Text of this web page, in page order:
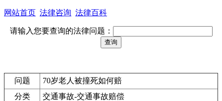
网站首页 法律咨询 法律百科
请输入您要查询的法律问题：
问题
70岁老人被撞死如何赔
分类
交通事故-交通事故赔偿